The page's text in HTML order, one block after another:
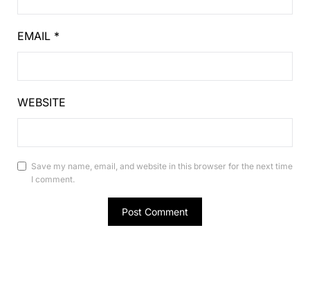
EMAIL *
WEBSITE
Save my name, email, and website in this browser for the next time
I comment.